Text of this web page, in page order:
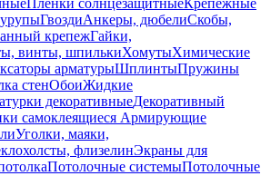
Пленки солнцезащитныеКрепежные
ГвоздиАнкеры, дюбелиСкобы,
крепежГайки,
винты, шпилькиХомутыХимические
арматурыШплинтыПружины
стенОбоиЖидкие
декоративныеДекоративный
самоклеящиеся Армирующие
Уголки, маяки,
флизелинЭкраны для
Потолочные системыПотолочные